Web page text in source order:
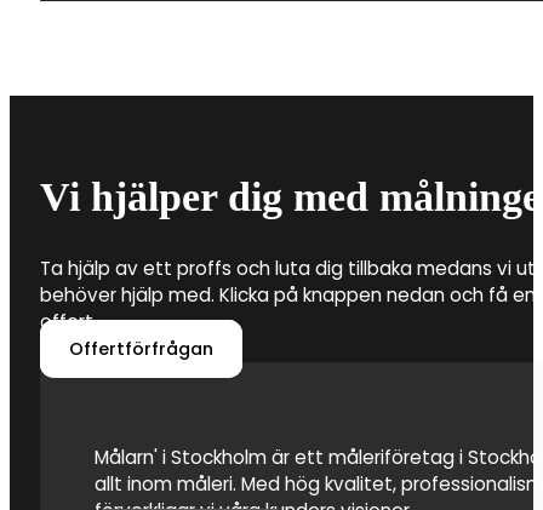
hjälp med vilken färg som ska användas. Att anlita
Vi hjälper dig med
Ta hjälp av ett proffs och luta dig tillbaka medans vi
behöver hjälp med. Klicka på knappen nedan och få
offert.
Offertförfrågan
Målarn' i Stockholm är ett måleriföretag i
allt inom måleri. Med hög kvalitet,